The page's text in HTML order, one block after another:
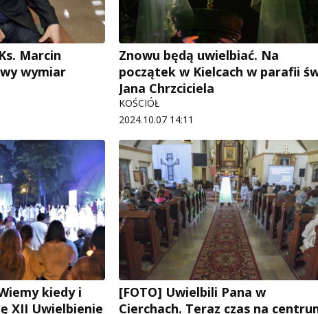
Marcin
wymiar
Znowu będą uwielbiać. Na
początek w Kielcach w parafii
Jana Chrzciciela
KOŚCIÓŁ
2024.10.07 14:11
kiedy i
XII Uwielbienie
[FOTO] Uwielbili Pana w
Cierchach. Teraz czas na